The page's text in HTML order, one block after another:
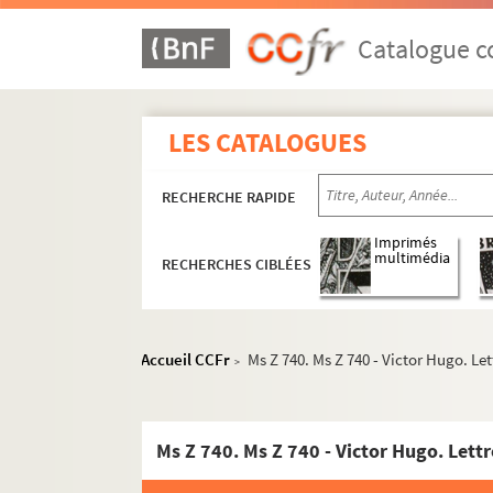
Catalogue
LES CATALOGUES
RECHERCHE RAPIDE
RECHERCHES CIBLÉES
Imprimés
multimédia
Accueil CCFr > Ms Z 740. Ms Z 740 - Victor Hugo.
Ms Z 740. Ms Z 740 - Victor Hugo.